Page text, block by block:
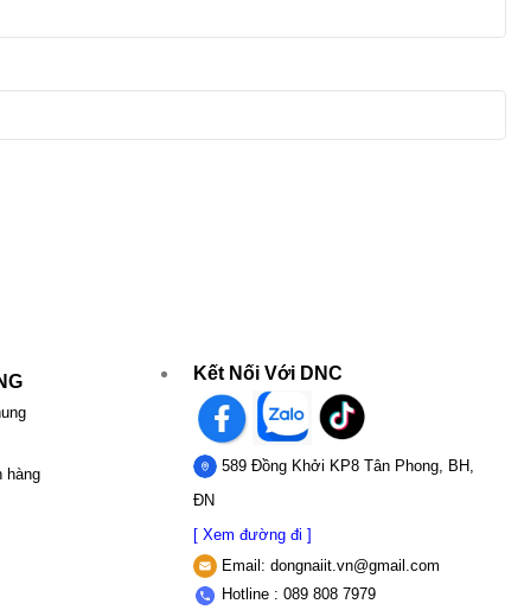
hàng
Kết Nối Với DNC
589 Đồng Khởi KP8 Tân Phong, BH,
ĐN
[ Xem đường đi ]
Email: dongnaiit.vn@gmail.com
Hotline : 089 808 7979